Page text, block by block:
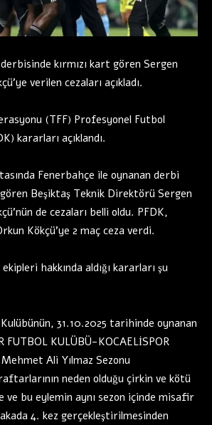
kırmızı kart gören Sergen
verilen cezaları açıkladı.
(TFF) Profesyonel Futbol
kararları açıklandı.
Fenerbahçe ile oynanan derbi
Beşiktaş Teknik Direktörü Sergen
de cezaları belli oldu. PFDK,
Kökçü’ye 2 maç ceza verdi.
hakkında aldığı kararları şu
31.10.2025 tarihinde oynanan
FUTBOL KULÜBÜ-KOCAELİSPOR
Ali Yılmaz Sezonu
neden olduğu çirkin ve kötü
ve bu eylemin aynı sezon içinde misafir
4. kez gerçekleştirilmesinden